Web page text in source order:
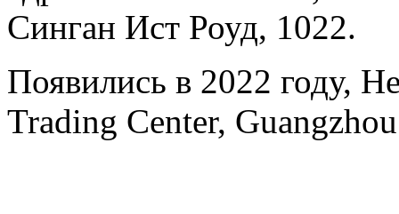
Синган Ист Роуд, 1022.
Появились в 2022 году,
Trading Center,